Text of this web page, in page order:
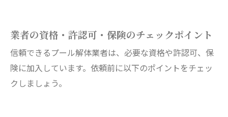
業者の資格・許認可・保険のチェックポイント
信頼できるプール解体業者は、必要な資格や許認可、保
険に加入しています。依頼前に以下のポイントをチェッ
クしましょう。